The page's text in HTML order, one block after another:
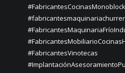
#FabricantesVinotecas